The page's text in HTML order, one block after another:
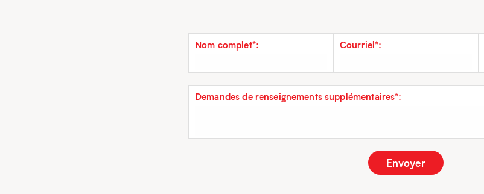
Nom complet*: Courriel*:
Demandes de renseignements supplémentaires*: